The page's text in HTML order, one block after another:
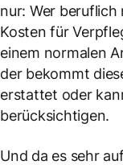
nur: Wer
Kosten für
einem normalen
der bekommt
erstattet oder
berücksichtigen.
Und da es sehr